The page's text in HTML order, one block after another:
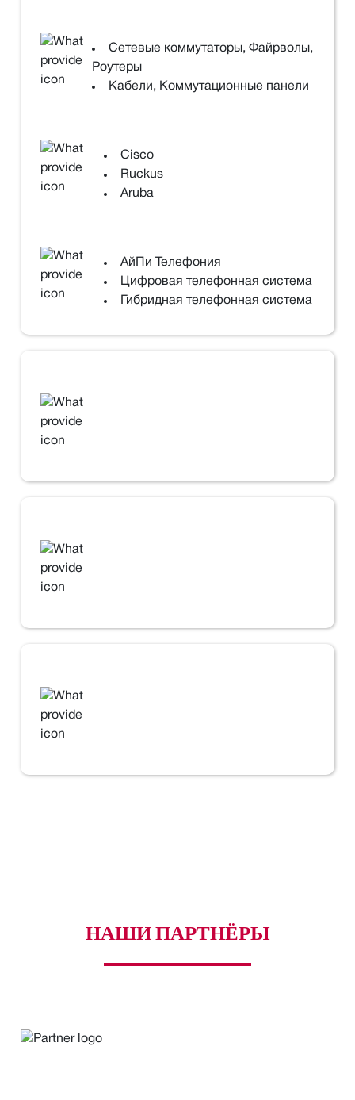
Сетевые коммутаторы, Файрволы,
Роутеры
Кабели, Коммутационные панели
Cisco
Ruckus
Aruba
АйПи Телефония
Цифровая телефонная система
Гибридная телефонная система
НАШИ ПАРТНЁРЫ